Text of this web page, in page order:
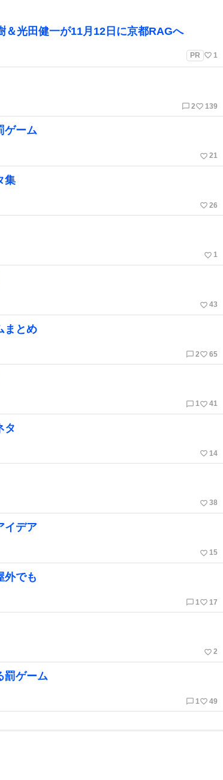
＆光田健一が11月12日に京都RAGへ
PR favorite_border 1
chat_bubble_outline 2favorite_border 139
ゲーム
favorite_border 21
集
favorite_border 26
favorite_border 1
favorite_border 43
まとめ
chat_bubble_outline 2favorite_border 65
chat_bubble_outline 1 favorite_border 41
タ
favorite_border 14
favorite_border 38
イデア
favorite_border 15
外でも
chat_bubble_outline 1 favorite_border 17
favorite_border 2
罰ゲーム
chat_bubble_outline 1 favorite_border 49